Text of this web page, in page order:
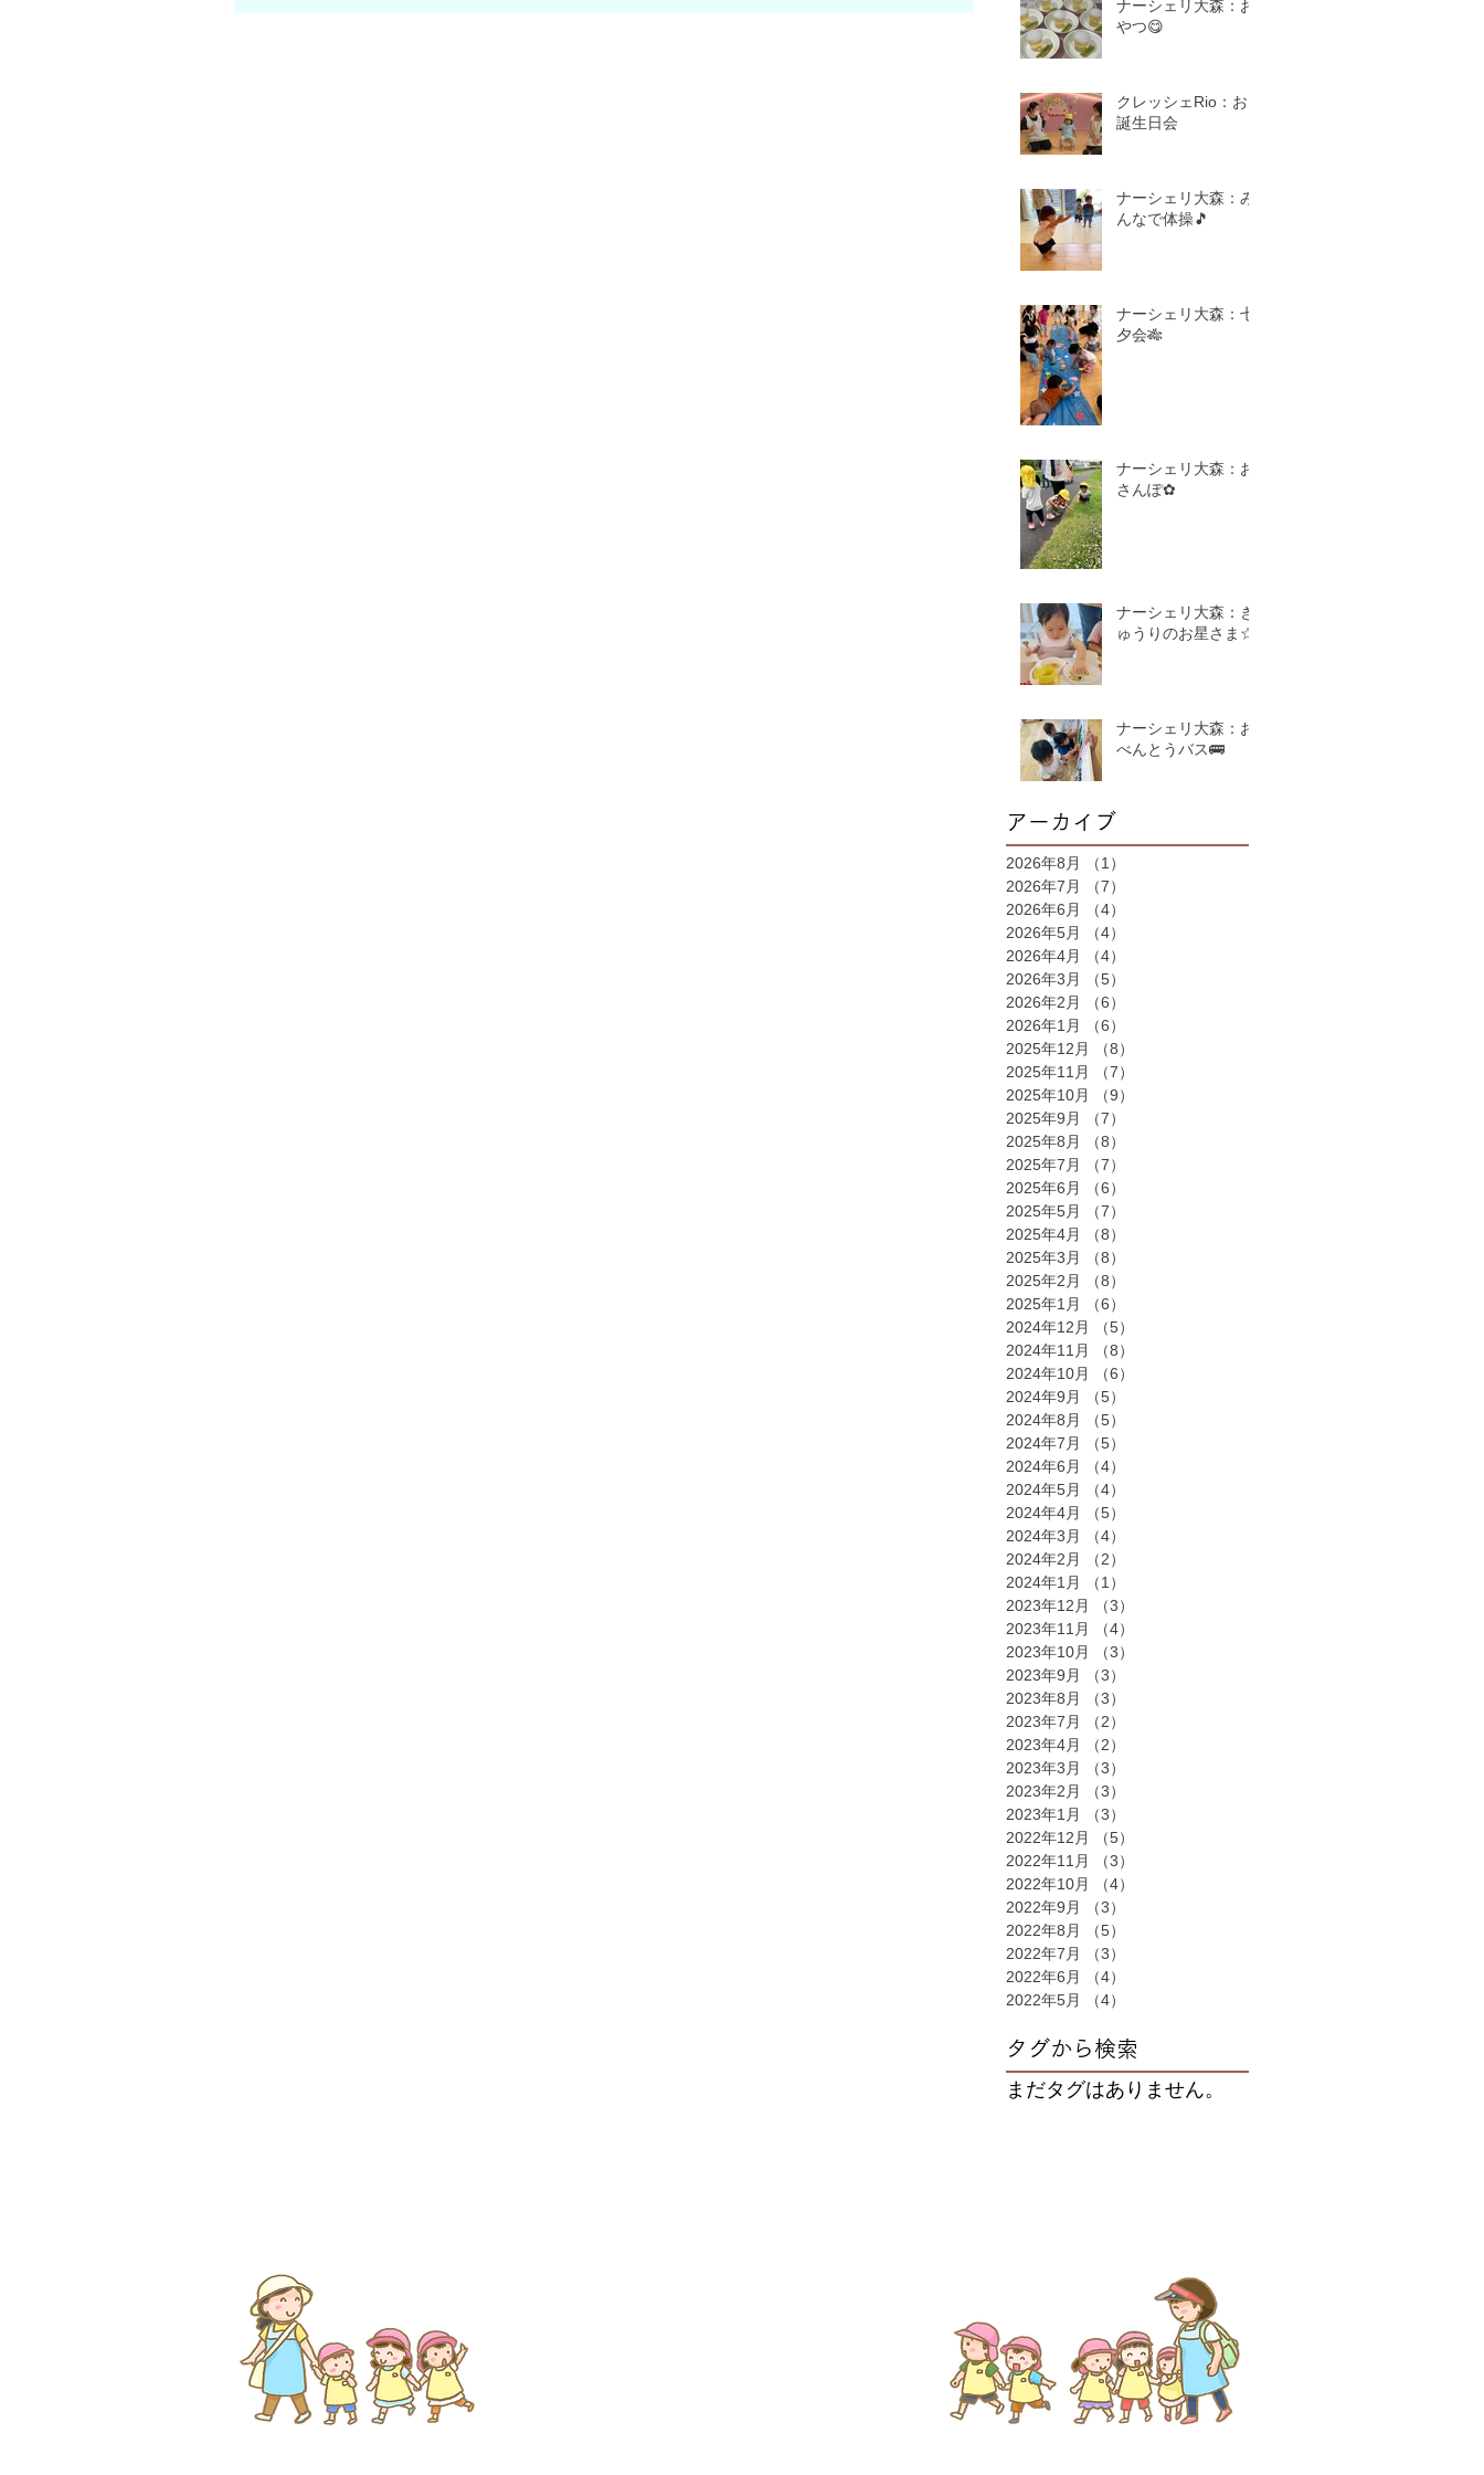
ナーシェリ大森：お
やつ😋
クレッシェRio：お
誕生日会
ナーシェリ大森：み
んなで体操🎵
ナーシェリ大森：七
夕会🎋
ナーシェリ大森：お
さんぽ✿
ナーシェリ大森：き
ゅうりのお星さま☆
ナーシェリ大森：お
べんとうバス🚌
アーカイブ
2026年8月 （1）
2026年7月
（7）
2026年6月
（4）
2026年5月
（4）
2026年4月
（4）
2026年3月
（5）
2026年2月
（6）
2026年1月
（6）
2025年12月
（8）
2025年11月
（7）
2025年10月
（9）
2025年9月
（7）
2025年8月
（8）
2025年7月
（7）
2025年6月
（6）
2025年5月
（7）
2025年4月
（8）
2025年3月
（8）
2025年2月
（8）
2025年1月
（6）
2024年12月
（5）
2024年11月
（8）
2024年10月
（6）
2024年9月
（5）
2024年8月
（5）
2024年7月
（5）
2024年6月
（4）
2024年5月
（4）
2024年4月
（5）
2024年3月
（4）
2024年2月
（2）
2024年1月
（1）
2023年12月
（3）
2023年11月
（4）
2023年10月
（3）
2023年9月
（3）
2023年8月
（3）
2023年7月
（2）
2023年4月
（2）
2023年3月
（3）
2023年2月
（3）
2023年1月
（3）
2022年12月
（5）
2022年11月
（3）
2022年10月
（4）
2022年9月
（3）
2022年8月
（5）
2022年7月
（3）
2022年6月
（4）
2022年5月
（4）
タグから検索
まだタグはありません。